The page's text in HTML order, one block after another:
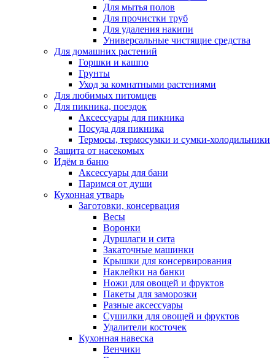
Для мытья полов
Для прочистки труб
Для удаления накипи
Универсальные чистящие средства
Для домашних растений
Горшки и кашпо
Грунты
Уход за комнатными растениями
Для любимых питомцев
Для пикника, поездок
Аксессуары для пикника
Посуда для пикника
Термосы, термосумки и сумки-холодильники
Защита от насекомых
Идём в баню
Аксессуары для бани
Паримся от души
Кухонная утварь
Заготовки, консервация
Весы
Воронки
Дуршлаги и сита
Закаточные машинки
Крышки для консервирования
Наклейки на банки
Ножи для овощей и фруктов
Пакеты для заморозки
Разные аксессуары
Сушилки для овощей и фруктов
Удалители косточек
Кухонная навеска
Венчики